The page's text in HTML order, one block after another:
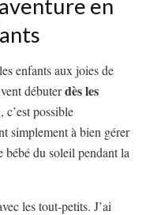
en
enfants aux joies de
débuterdès les
c’est possible
simplement à bien gérer
bébé du soleil pendant la
les tout-petits. J’ai